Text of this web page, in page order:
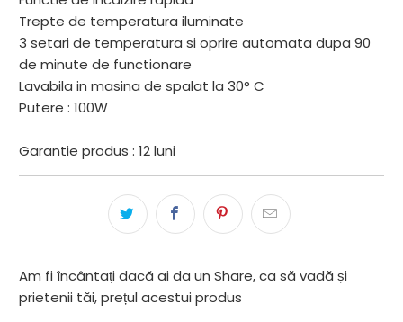
Trepte de temperatura iluminate
3 setari de temperatura si oprire automata dupa 90
de minute de functionare
Lavabila in masina de spalat la 30° C
Putere : 100W
Garantie produs : 12 luni
Am fi încântați dacă ai da un Share, ca să vadă și
prietenii tăi, prețul acestui produs